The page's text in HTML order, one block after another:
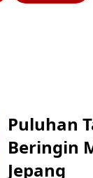
Puluhan
Beringin
Jepang